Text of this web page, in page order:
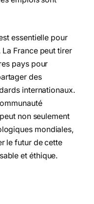
essentielle pour
La France peut tirer
pays pour
des
internationaux.
non seulement
mondiales,
le futur de cette
et éthique.